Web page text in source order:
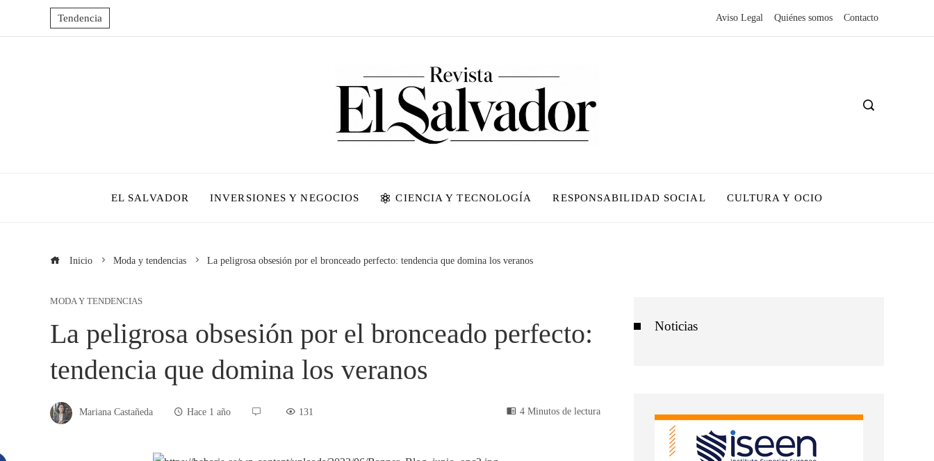
Tendencia Aviso Legal Quiénes somos Contacto
EL SALVADOR INVERSIONES Y NEGOCIOS CIENCIA Y TECNOLOGÍA RESPONSABILIDAD SOCIAL CULTURA Y OCIO
Inicio Moda y tendencias La peligrosa obsesión por el bronceado perfecto: tendencia que domina los veranos
MODA Y TENDENCIAS
La peligrosa obsesión por el bronceado perfecto:
tendencia que domina los veranos
Mariana Castañeda Hace 1 año 131 4 Minutos de lectura
Noticias